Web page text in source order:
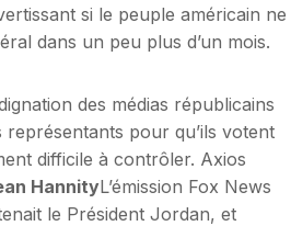
si le peuple américain ne
dans un peu plus d’un mois.
des médias républicains
pour qu’ils votent
difficile à contrôler. Axios
HannityL’émission Fox News
le Président Jordan, et